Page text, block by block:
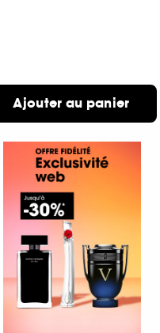
Ajouter au panier